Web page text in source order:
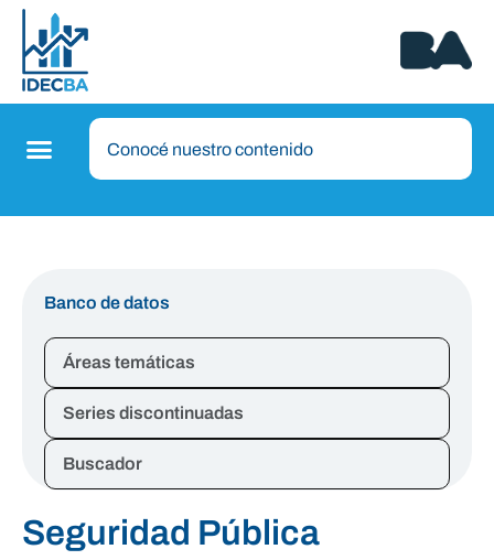
Banco de datos
Áreas temáticas
Series discontinuadas
Buscador
Seguridad Pública